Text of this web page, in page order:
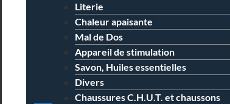
Literie
Chaleur apaisante
Mal de Dos
Appareil de stimulation
Savon, Huiles essentielles
Divers
Chaussures C.H.U.T. et chaussons